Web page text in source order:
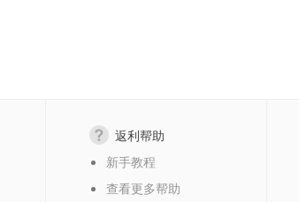
返利帮助
新手教程
查看更多帮助